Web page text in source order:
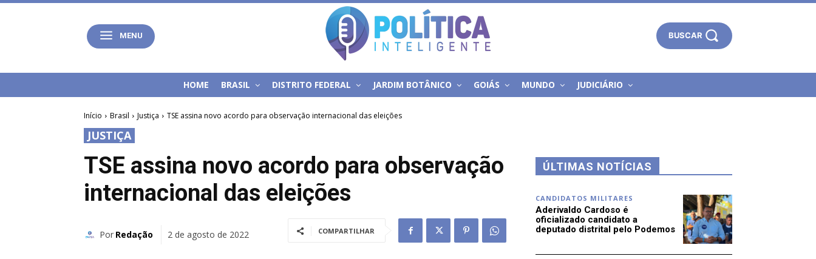
MENU BUSCAR
HOME BRASIL DISTRITO FEDERAL JARDIM BOTÂNICO GOIÁS MUNDO JUDICIÁRIO
Início Brasil Justiça TSE assina novo acordo para observação internacional das eleições
JUSTIÇA
TSE assina novo acordo para observação
internacional das eleições
Por Redação 2 de agosto de 2022 COMPARTILHAR
ÚLTIMAS NOTÍCIAS
CANDIDATOS MILITARES
Aderivaldo Cardoso é
oficializado candidato a
deputado distrital pelo Podemos